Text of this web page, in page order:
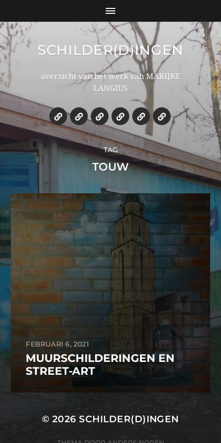
SCHILDER(D)INGEN
overzicht van het werk van MARIJKE
LANGIUS
TAG
TOUW
FEBRUARI 6, 2021
MUURSCHILDERINGEN EN
STREET-ART
© 2026SCHILDER(D)INGEN